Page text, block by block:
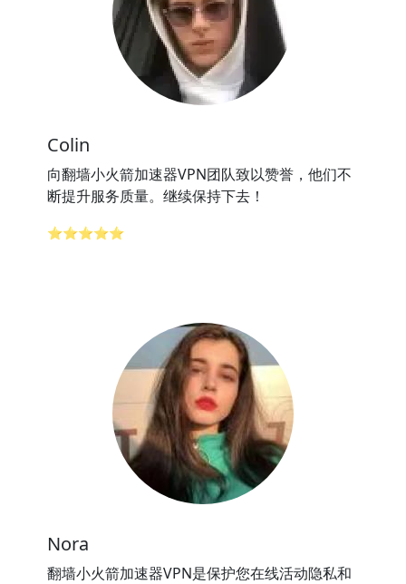
Colin
向翻墙小火箭加速器VPN团队致以赞誉，他们不
断提升服务质量。继续保持下去！
⭐⭐⭐⭐⭐
Nora
翻墙小火箭加速器VPN是保护您在线活动隐私和